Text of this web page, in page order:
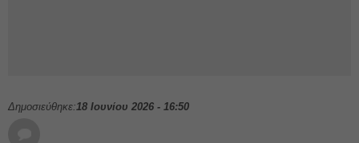
Δημοσιεύθηκε:18 Ιουνίου 2026 - 16:50